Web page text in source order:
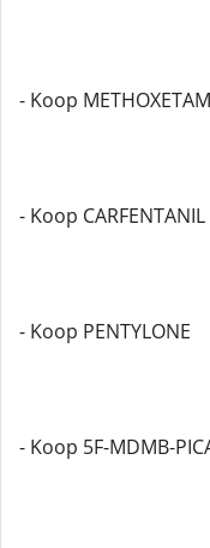
- Koop
- Koop CARFENTANIL
- Koop PENTYLONE
- Koop 5F-MDMB-